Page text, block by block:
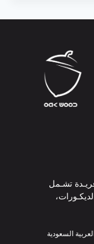
تشـمل